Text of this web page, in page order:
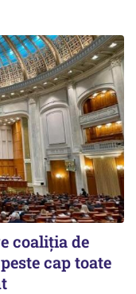
coaliția de
cap toate